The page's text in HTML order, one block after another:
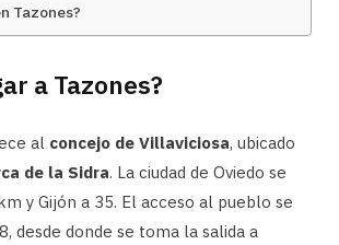
Tazones?
a Tazones?
al concejo de Villaviciosa, ubicado
de la Sidra. La ciudad de Oviedo se
y Gijón a 35. El acceso al pueblo se
desde donde se toma la salida a